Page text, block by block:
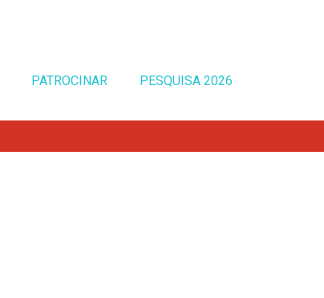
PATROCINAR PESQUISA 2026